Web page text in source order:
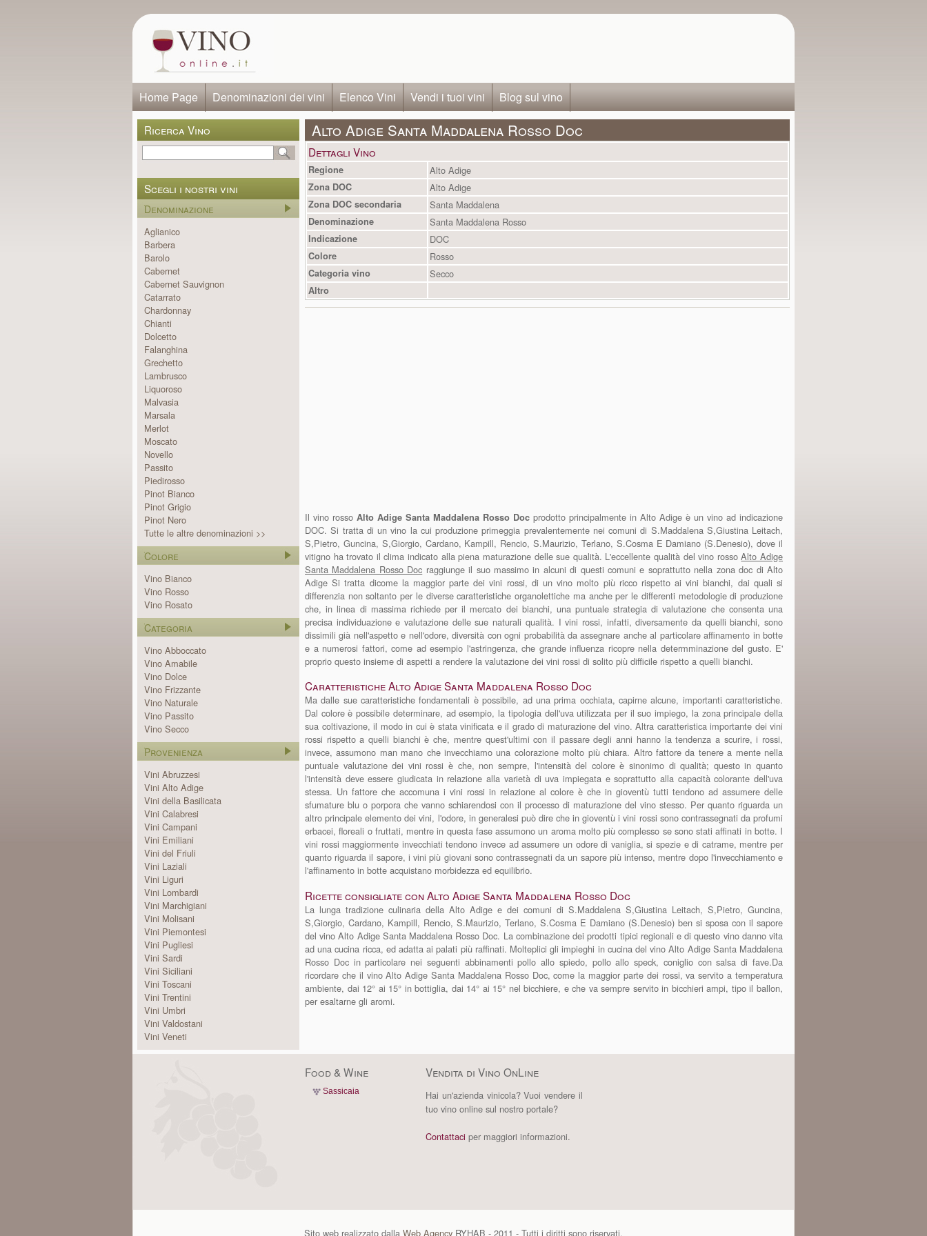
Home Page Denominazioni dei vini Elenco Vini Vendi i tuoi vini Blog sul vino
Ricerca Vino
Scegli i nostri vini
Denominazione
Aglianico
Barbera
Barolo
Cabernet
Cabernet Sauvignon
Catarrato
Chardonnay
Chianti
Dolcetto
Falanghina
Grechetto
Lambrusco
Liquoroso
Malvasia
Marsala
Merlot
Moscato
Novello
Passito
Piedirosso
Pinot Bianco
Pinot Grigio
Pinot Nero
Tutte le altre denominazioni >>
Colore
Vino Bianco
Vino Rosso
Vino Rosato
Categoria
Vino Abboccato
Vino Amabile
Vino Dolce
Vino Frizzante
Vino Naturale
Vino Passito
Vino Secco
Provenienza
Vini Abruzzesi
Vini Alto Adige
Vini della Basilicata
Vini Calabresi
Vini Campani
Vini Emiliani
Vini del Friuli
Vini Laziali
Vini Liguri
Vini Lombardi
Vini Marchigiani
Vini Molisani
Vini Piemontesi
Vini Pugliesi
Vini Sardi
Vini Siciliani
Vini Toscani
Vini Trentini
Vini Umbri
Vini Valdostani
Vini Veneti
Alto Adige Santa Maddalena Rosso Doc
Dettagli Vino
Regione Alto Adige
Zona DOC Alto Adige
Zona DOC secondaria Santa Maddalena
Denominazione Santa Maddalena Rosso
Indicazione DOC
Colore Rosso
Categoria vino Secco
Altro
Il vino rosso Alto Adige Santa Maddalena Rosso Doc prodotto principalmente in Alto Adige è un vino ad indicazione
DOC. Si tratta di un vino la cui produzione primeggia prevalentemente nei comuni di S.Maddalena S,Giustina Leitach,
S,Pietro, Guncina, S,Giorgio, Cardano, Kampill, Rencio, S.Maurizio, Terlano, S.Cosma E Damiano (S.Denesio), dove il
vitigno ha trovato il clima indicato alla piena maturazione delle sue qualità. L'eccellente qualità del vino rossoAlto Adige
Santa Maddalena Rosso Doc raggiunge il suo massimo in alcuni di questi comuni e soprattutto nella zona doc di Alto
Adige Si tratta dicome la maggior parte dei vini rossi, di un vino molto più ricco rispetto ai vini bianchi, dai quali si
differenzia non soltanto per le diverse caratteristiche organolettiche ma anche per le differenti metodologie di produzione
che, in linea di massima richiede per il mercato dei bianchi, una puntuale strategia di valutazione che consenta una
precisa individuazione e valutazione delle sue naturali qualità. I vini rossi, infatti, diversamente da quelli bianchi, sono
dissimili già nell'aspetto e nell'odore, diversità con ogni probabilità da assegnare anche al particolare affinamento in botte
e a numerosi fattori, come ad esempio l'astringenza, che grande influenza ricopre nella determminazione del gusto. E'
proprio questo insieme di aspetti a rendere la valutazione dei vini rossi di solito più difficile rispetto a quelli bianchi.
Caratteristiche Alto Adige Santa Maddalena Rosso Doc
Ma dalle sue caratteristiche fondamentali è possibile, ad una prima occhiata, capirne alcune, importanti caratteristiche.
Dal colore è possibile determinare, ad esempio, la tipologia dell'uva utilizzata per il suo impiego, la zona principale della
sua coltivazione, il modo in cui è stata vinificata e il grado di maturazione del vino. Altra caratteristica importante dei vini
rossi rispetto a quelli bianchi è che, mentre quest'ultimi con il passare degli anni hanno la tendenza a scurire, i rossi,
invece, assumono man mano che invecchiamo una colorazione molto più chiara. Altro fattore da tenere a mente nella
puntuale valutazione dei vini rossi è che, non sempre, l'intensità del colore è sinonimo di qualità; questo in quanto
l'intensità deve essere giudicata in relazione alla varietà di uva impiegata e soprattutto alla capacità colorante dell'uva
stessa. Un fattore che accomuna i vini rossi in relazione al colore è che in gioventù tutti tendono ad assumere delle
sfumature blu o porpora che vanno schiarendosi con il processo di maturazione del vino stesso. Per quanto riguarda un
altro principale elemento dei vini, l'odore, in generalesi può dire che in gioventù i vini rossi sono contrassegnati da profumi
erbacei, floreali o fruttati, mentre in questa fase assumono un aroma molto più complesso se sono stati affinati in botte. I
vini rossi maggiormente invecchiati tendono invece ad assumere un odore di vaniglia, si spezie e di catrame, mentre per
quanto riguarda il sapore, i vini più giovani sono contrassegnati da un sapore più intenso, mentre dopo l'invecchiamento e
l'affinamento in botte acquistano morbidezza ed equilibrio.
Ricette consigliate con Alto Adige Santa Maddalena Rosso Doc
La lunga tradizione culinaria della Alto Adige e dei comuni di S.Maddalena S,Giustina Leitach, S,Pietro, Guncina,
S,Giorgio, Cardano, Kampill, Rencio, S.Maurizio, Terlano, S.Cosma E Damiano (S.Denesio) ben si sposa con il sapore
del vino Alto Adige Santa Maddalena Rosso Doc. La combinazione dei prodotti tipici regionali e di questo vino danno vita
ad una cucina ricca, ed adatta ai palati più raffinati. Molteplici gli impieghi in cucina del vino Alto Adige Santa Maddalena
Rosso Doc in particolare nei seguenti abbinamenti pollo allo spiedo, pollo allo speck, coniglio con salsa di fave.Da
ricordare che il vino Alto Adige Santa Maddalena Rosso Doc, come la maggior parte dei rossi, va servito a temperatura
ambiente, dai 12° ai 15° in bottiglia, dai 14° ai 15° nel bicchiere, e che va sempre servito in bicchieri ampi, tipo il ballon,
per esaltarne gli aromi.
Food & Wine
Sassicaia
Vendita di Vino OnLine
Hai un'azienda vinicola? Vuoi vendere il
tuo vino online sul nostro portale?
Contattaci per maggiori informazioni.
Sito web realizzato dalla Web Agency RYHAB - 2011 - Tutti i diritti sono riservati.